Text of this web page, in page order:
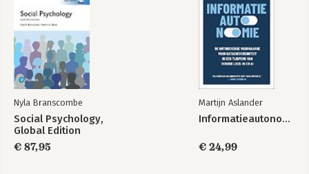
Nyla Branscombe
Social Psychology,
Global Edition
€ 87,95
Martijn Aslander
Informatieautonomie
€ 24,99